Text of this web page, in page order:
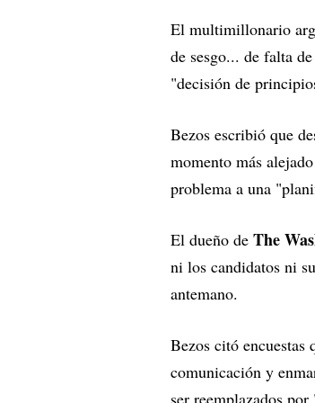
El multimillonario
de sesgo... de falta
"decisión de
Bezos escribió que
momento más
problema a una
El dueño de The
ni los candidatos ni
antemano.
Bezos citó
comunicación y